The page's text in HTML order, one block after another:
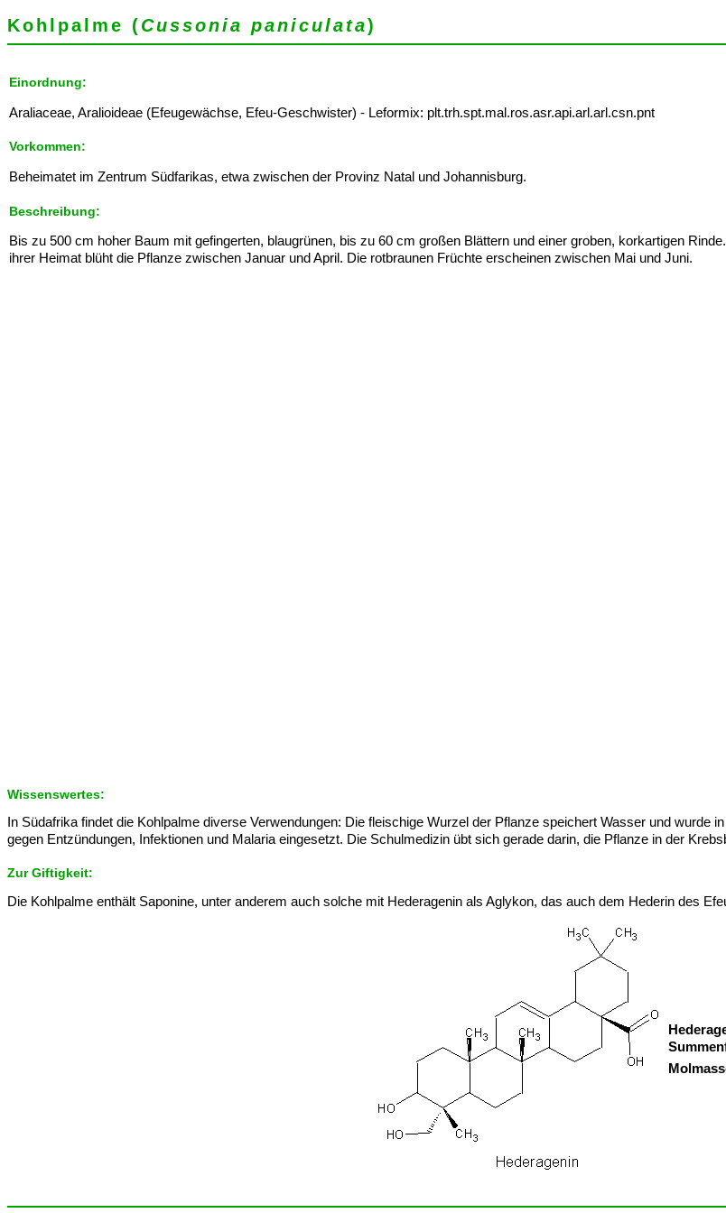
Kohlpalme (Cussonia paniculata)
Einordnung:
Araliaceae, Aralioideae (Efeugewächse, Efeu-Geschwister) - Leformix: plt.trh.spt.mal.ros.asr.api.arl.arl.csn.pnt
Vorkommen:
Beheimatet im Zentrum Südfarikas, etwa zwischen der Provinz Natal und Johannisburg.
Beschreibung:
Bis zu 500 cm hoher Baum mit gefingerten, blaugrünen, bis zu 60 cm großen Blättern und einer groben, korkartigen
ihrer Heimat blüht die Pflanze zwischen Januar und April. Die rotbraunen Früchte erscheinen zwischen Mai und Juni.
Wissenswertes:
In Südafrika findet die Kohlpalme diverse Verwendungen: Die fleischige Wurzel der Pflanze speichert Wasser und
gegen Entzündungen, Infektionen und Malaria eingesetzt. Die Schulmedizin übt sich gerade darin, die Pflanze in der
Zur Giftigkeit:
Die Kohlpalme enthält Saponine, unter anderem auch solche mit Hederagenin als Aglykon, das auch dem Hederin des